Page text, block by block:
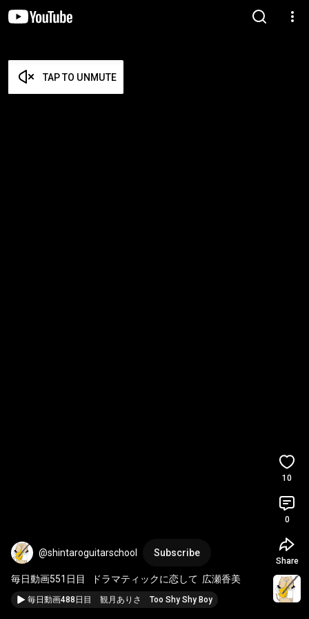
TAP TO UNMUTE
@shintaroguitarschool Subscribe
毎日動画551日目   ドラマティックに恋して  広瀬香美
毎日動画488日目 観月ありさ Too Shy Shy Boy
10
0
Share